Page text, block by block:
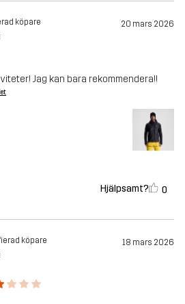
köpare 20 mars 2026
Jag kan bara rekommendera!!
Hjälpsamt? 0
köpare 18 mars 2026